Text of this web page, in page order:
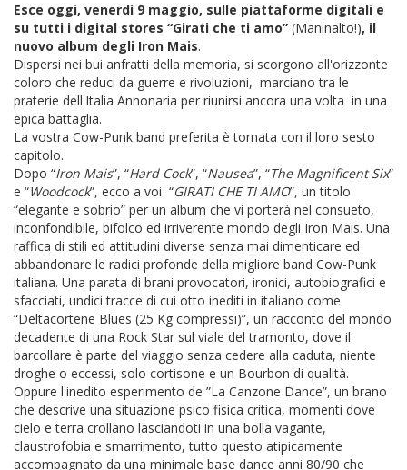
Esce oggi, venerdì 9 maggio, sulle piattaforme digitali e
su tutti i digital stores “Girati che ti amo” (Maninalto!), il
nuovo album degli Iron Mais.
Dispersi nei bui anfratti della memoria, si scorgono all'orizzonte
coloro che reduci da guerre e rivoluzioni, marciano tra le
praterie dell'Italia Annonaria per riunirsi ancora una volta in una
epica battaglia.
La vostra Cow-Punk band preferita è tornata con il loro sesto
capitolo.
Dopo “Iron Mais”, “Hard Cock”, “Nausea”, “The Magnificent Six”
e “Woodcock”, ecco a voi “GIRATI CHE TI AMO”, un titolo
“elegante e sobrio” per un album che vi porterà nel consueto,
inconfondibile, bifolco ed irriverente mondo degli Iron Mais. Una
raffica di stili ed attitudini diverse senza mai dimenticare ed
abbandonare le radici profonde della migliore band Cow-Punk
italiana. Una parata di brani provocatori, ironici, autobiografici e
sfacciati, undici tracce di cui otto inediti in italiano come
“Deltacortene Blues (25 Kg compressi)”, un racconto del mondo
decadente di una Rock Star sul viale del tramonto, dove il
barcollare è parte del viaggio senza cedere alla caduta, niente
droghe o eccessi, solo cortisone e un Bourbon di qualità.
Oppure l'inedito esperimento de ”La Canzone Dance”, un brano
che descrive una situazione psico fisica critica, momenti dove
cielo e terra crollano lasciandoti in una bolla vagante,
claustrofobia e smarrimento, tutto questo atipicamente
accompagnato da una minimale base dance anni 80/90 che